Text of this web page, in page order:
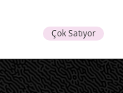
Çok Satıyor